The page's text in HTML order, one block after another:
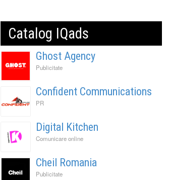
Catalog IQads
Ghost Agency
Publicitate
Confident Communications
PR
Digital Kitchen
Comunicare online
Cheil Romania
Publicitate